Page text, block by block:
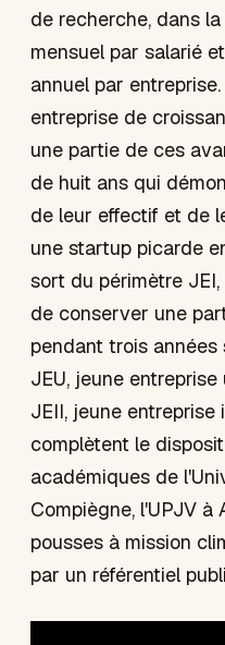
de recherche, dans
mensuel par salarié
annuel par
entreprise de
une partie de ces
de huit ans qui
de leur effectif et de
une startup picarde
sort du périmètre
de conserver une
pendant trois
JEU, jeune
JEII, jeune
complètent le
académiques de
Compiègne, l'UPJV à
pousses à mission
par un référentiel